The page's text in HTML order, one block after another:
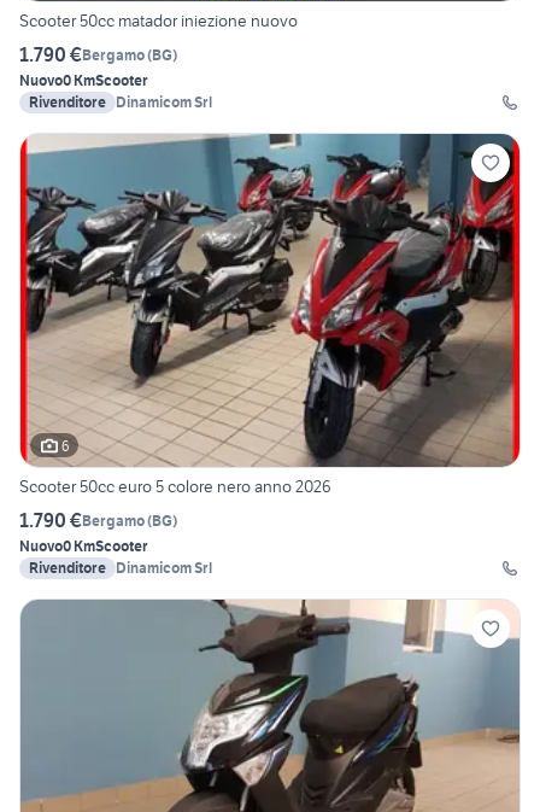
Scooter 50cc matador iniezione nuovo
1.790 €Bergamo(BG)
Nuovo0 KmScooter
Rivenditore Dinamicom Srl
6
Scooter 50cc euro 5 colore nero anno 2026
1.790 €Bergamo(BG)
Nuovo0 KmScooter
Rivenditore Dinamicom Srl